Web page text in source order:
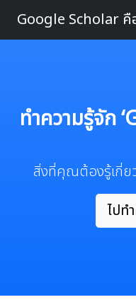
Google Scholar คื
ทำความรู้จัก
สิ่งที่คุณต้องรู้เกี่ย
ไปท